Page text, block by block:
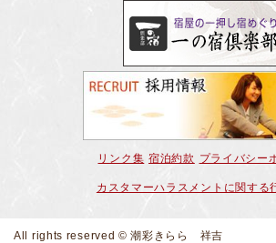
リンク集 宿泊約款 プライバシー
カスタマーハラスメントに関する
All rights reserved © 潮彩きらら 祥吉